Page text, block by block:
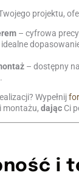
projektu,
– cyfrowa
– dostępny
Wypełnij
montażu, dając Ci
i